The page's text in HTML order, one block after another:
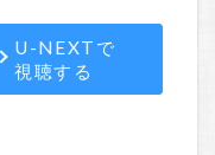
U-NEXTで
視聴する